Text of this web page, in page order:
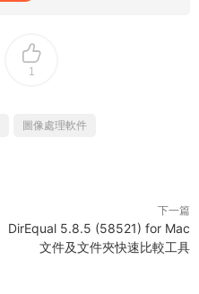
1
圖像處理軟件
下一篇
DirEqual 5.8.5 (58521) for Mac
文件及文件夾快速比較工具